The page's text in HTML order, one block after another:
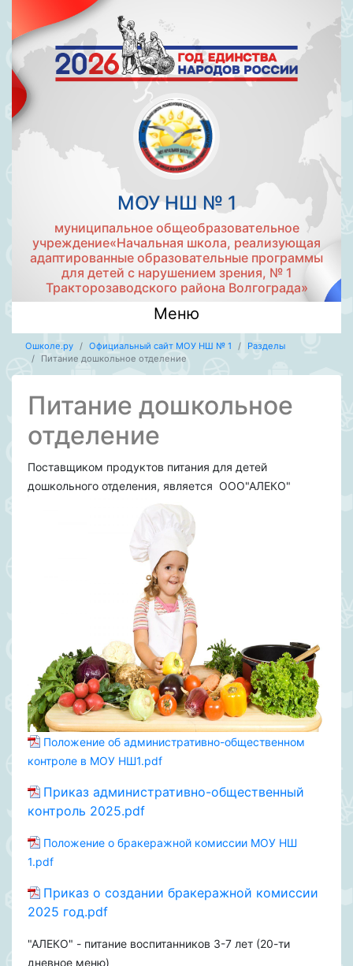
МОУ НШ № 1
муниципальное общеобразовательное
учреждение«Начальная школа, реализующая
адаптированные образовательные программы
для детей с нарушением зрения, № 1
Тракторозаводского района Волгограда»
Меню
Ошколе.ру Официальный сайт МОУ НШ № 1
Разделы
Питание дошкольное отделение
Питание дошкольное
отделение
Поставщиком продуктов питания для детей
дошкольного отделения, является ООО"АЛЕКО"
Положение об административно-общественном
контроле в МОУ НШ1.pdf
Приказ административно-общественный
контроль 2025.pdf
Положение о бракеражной комиссии МОУ НШ
1.pdf
Приказ о создании бракеражной комиссии
2025 год.pdf
"АЛЕКО" - питание воспитанников 3-7 лет (20-ти
дневное меню)